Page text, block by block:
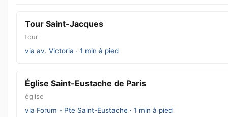
Tour Saint-Jacques
tour
via av. Victoria · 1 min à pied
Église Saint-Eustache de Paris
église
via Forum - Pte Saint-Eustache · 1 min à pied